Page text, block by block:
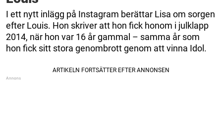
I ett nytt inlägg på Instagram berättar Lisa om sorgen
efter Louis. Hon skriver att hon fick honom i julklapp
2014, när hon var 16 år gammal – samma år som
hon fick sitt stora genombrott genom att vinna Idol.